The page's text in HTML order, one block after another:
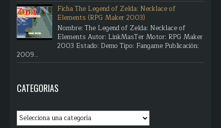
Ficha The Legend of Zelda: Necklace of
Elements (RPG Maker 2003)
Nombre: The Legend of Zelda: Necklace of
Elements Autor: LinkMasTer Motor: RPG Maker
2003 Estado: Demo Tipo: Fangame Publicación:
2009...
CATEGORIAS